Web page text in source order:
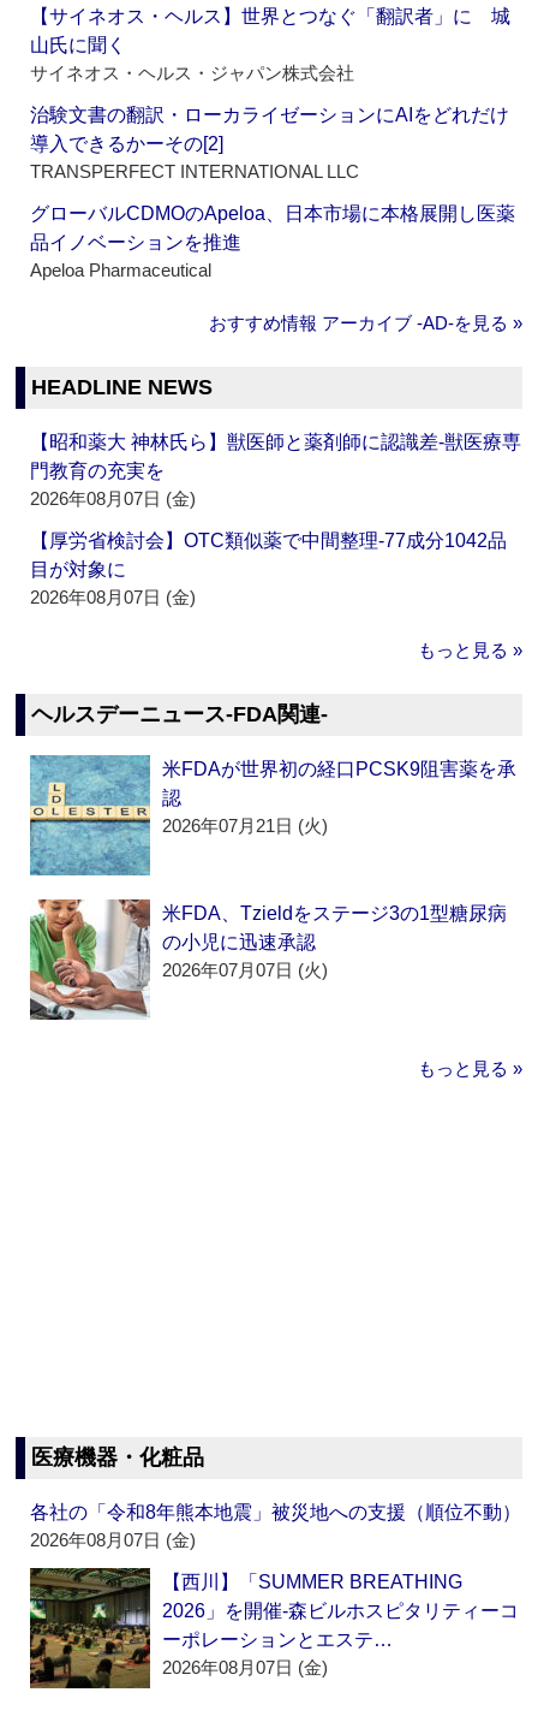
【サイネオス・ヘルス】世界とつなぐ「翻訳者」に 城
山氏に聞く
サイネオス・ヘルス・ジャパン株式会社
治験文書の翻訳・ローカライゼーションにAIをどれだけ
導入できるかーその[2]
TRANSPERFECT INTERNATIONAL LLC
グローバルCDMOのApeloa、日本市場に本格展開し医薬
品イノベーションを推進
Apeloa Pharmaceutical
おすすめ情報 アーカイブ ‐AD‐を見る »
HEADLINE NEWS
【昭和薬大 神林氏ら】獣医師と薬剤師に認識差‐獣医療専
門教育の充実を
2026年08月07日 (金)
【厚労省検討会】OTC類似薬で中間整理‐77成分1042品
目が対象に
2026年08月07日 (金)
もっと見る »
ヘルスデーニュース‐FDA関連‐
米FDAが世界初の経口PCSK9阻害薬を承
認
2026年07月21日 (火)
米FDA、Tzieldをステージ3の1型糖尿病
の小児に迅速承認
2026年07月07日 (火)
もっと見る »
医療機器・化粧品
各社の「令和8年熊本地震」被災地への支援（順位不動）
2026年08月07日 (金)
【西川】「SUMMER BREATHING
2026」を開催‐森ビルホスピタリティーコ
ーポレーションとエステ…
2026年08月07日 (金)